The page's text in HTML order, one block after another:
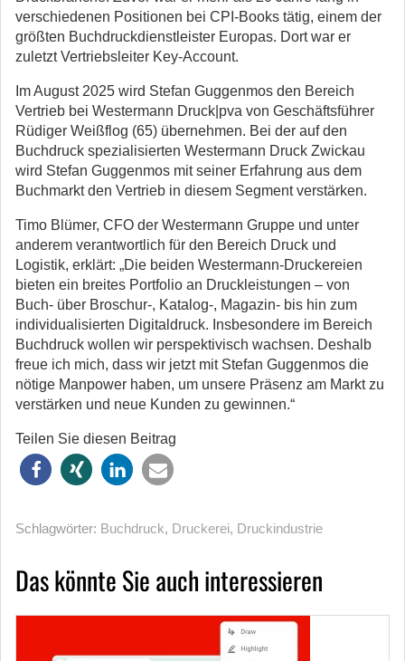
verschiedenen Positionen bei CPI-Books tätig, einem der
größten Buchdruckdienstleister Europas. Dort war er
zuletzt Vertriebsleiter Key-Account.
Im August 2025 wird Stefan Guggenmos den Bereich
Vertrieb bei Westermann Druck|pva von Geschäftsführer
Rüdiger Weißflog (65) übernehmen. Bei der auf den
Buchdruck spezialisierten Westermann Druck Zwickau
wird Stefan Guggenmos mit seiner Erfahrung aus dem
Buchmarkt den Vertrieb in diesem Segment verstärken.
Timo Blümer, CFO der Westermann Gruppe und unter
anderem verantwortlich für den Bereich Druck und
Logistik, erklärt: „Die beiden Westermann-Druckereien
bieten ein breites Portfolio an Druckleistungen – von
Buch- über Broschur-, Katalog-, Magazin- bis hin zum
individualisierten Digitaldruck. Insbesondere im Bereich
Buchdruck wollen wir perspektivisch wachsen. Deshalb
freue ich mich, dass wir jetzt mit Stefan Guggenmos die
nötige Manpower haben, um unsere Präsenz am Markt zu
verstärken und neue Kunden zu gewinnen.“
Teilen Sie diesen Beitrag
Schlagwörter: Buchdruck, Druckerei, Druckindustrie
Das könnte Sie auch interessieren